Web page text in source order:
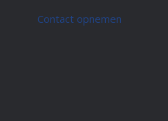
Contact opnemen